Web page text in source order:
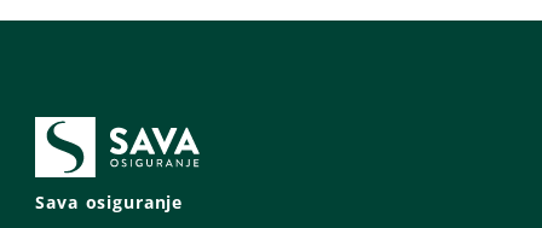
Sava osiguranje